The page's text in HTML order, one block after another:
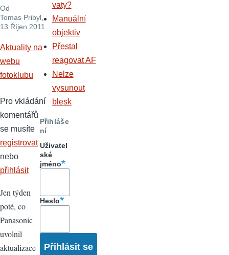
Od
Tomas Pribyl
13 Říjen 2011
Aktuality na
webu
fotoklubu
Pro vkládání
komentářů
se musíte
registrovat
nebo
přihlásit
Jen týden
poté, co
Panasonic
uvolnil
aktualizace
vaty?
Manuální
objektiv
Přestal
reagovat AF
Nelze
vysunout
blesk
Přihláše
ní
Uživatel
ské
jméno
Heslo